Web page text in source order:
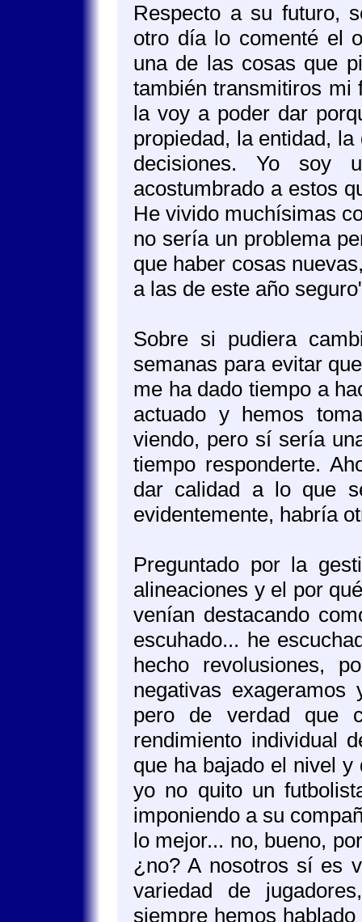
Respecto a su futuro,
otro día lo comenté el
una de las cosas que
también transmitiros mi
la voy a poder dar
propiedad, la entidad,
decisiones. Yo soy
acostumbrado a estos
He vivido muchísimas
no sería un problema
que haber cosas
a las de este año
Sobre si pudiera
semanas para evitar
me ha dado tiempo a
actuado y hemos
viendo, pero sí sería
tiempo responderte.
dar calidad a lo que
evidentemente, habría
Preguntado por la
alineaciones y el por
venían destacando
escuhado... he
hecho revolusiones,
negativas
pero de verdad que
rendimiento individual
que ha bajado el nivel y
yo no quito un
imponiendo a su
lo mejor... no, bueno,
¿no? A nosotros sí es
variedad de
siempre hemos